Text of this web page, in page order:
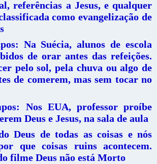
referências a Jesus, e qualquer
como evangelização de
Na Suécia, alunos de escola
de orar antes das refeições.
pelo sol, pela chuva ou algo de
de comerem, mas sem tocar no
Nos EUA, professor proíbe
Deus e Jesus, na sala de aula
Deus de todas as coisas e nós
que coisas ruins acontecem.
filme Deus não está Morto